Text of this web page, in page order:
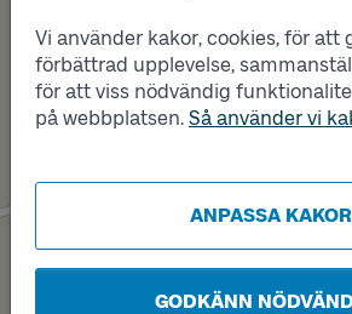
Vi använder kakor, cookies, för att
förbättrad upplevelse,
för att viss nödvändig
på webbplatsen. Så använder vi
ANPASSA KAKOR
GODKÄNN
Läge
A
Läge
B